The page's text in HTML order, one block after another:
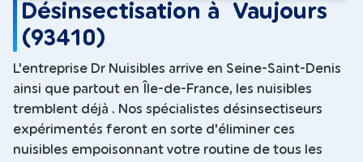
Désinsectisation à Vaujours
(93410)
L'entreprise Dr Nuisibles arrive en Seine-Saint-Denis
ainsi que partout en Île-de-France, les nuisibles
tremblent déjà . Nos spécialistes désinsectiseurs
expérimentés feront en sorte d'éliminer ces
nuisibles empoisonnant votre routine de tous les